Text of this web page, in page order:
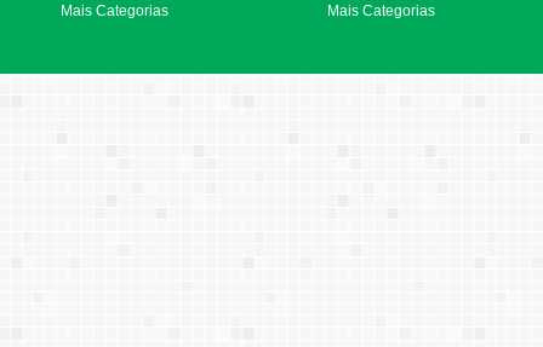
Mais Categorias
Mais Categorias